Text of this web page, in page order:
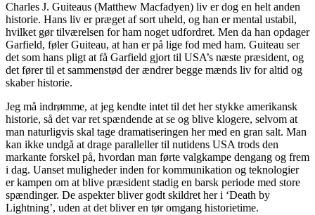
Charles J. Guiteaus (Matthew Macfadyen) liv er dog en helt anden
historie. Hans liv er præget af sort uheld, og han er mental ustabil,
hvilket gør tilværelsen for ham noget udfordret. Men da han opdager
Garfield, føler Guiteau, at han er på lige fod med ham. Guiteau ser
det som hans pligt at få Garfield gjort til USA’s næste præsident, og
det fører til et sammenstød der ændrer begge mænds liv for altid og
skaber historie.
Jeg må indrømme, at jeg kendte intet til det her stykke amerikansk
historie, så det var ret spændende at se og blive klogere, selvom at
man naturligvis skal tage dramatiseringen her med en gran salt. Man
kan ikke undgå at drage paralleller til nutidens USA trods den
markante forskel på, hvordan man førte valgkampe dengang og frem
i dag. Uanset muligheder inden for kommunikation og teknologier
er kampen om at blive præsident stadig en barsk periode med store
spændinger. De aspekter bliver godt skildret her i ‘Death by
Lightning’, uden at det bliver en tør omgang historietime.